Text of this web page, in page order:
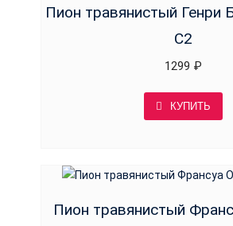
Пион травянистый Генри
С2
1299 ₽
КУПИТЬ
Пион травянистый